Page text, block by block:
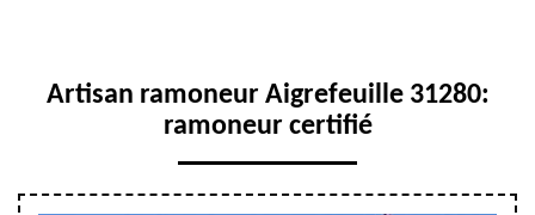
Artisan ramoneur Aigrefeuille 31280:
ramoneur certifié